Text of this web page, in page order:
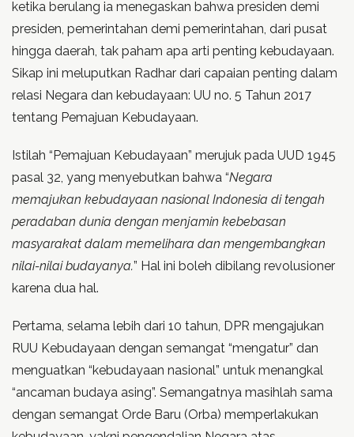
ketika berulang ia menegaskan bahwa presiden demi
presiden, pemerintahan demi pemerintahan, dari pusat
hingga daerah, tak paham apa arti penting kebudayaan.
Sikap ini meluputkan Radhar dari capaian penting dalam
relasi Negara dan kebudayaan: UU no. 5 Tahun 2017
tentang Pemajuan Kebudayaan.
Istilah “Pemajuan Kebudayaan” merujuk pada UUD 1945
pasal 32, yang menyebutkan bahwa “Negara
memajukan kebudayaan nasional Indonesia di tengah
peradaban dunia dengan menjamin kebebasan
masyarakat dalam memelihara dan mengembangkan
nilai-nilai budayanya.” Hal ini boleh dibilang revolusioner
karena dua hal.
Pertama, selama lebih dari 10 tahun, DPR mengajukan
RUU Kebudayaan dengan semangat “mengatur” dan
menguatkan “kebudayaan nasional” untuk menangkal
“ancaman budaya asing”. Semangatnya masihlah sama
dengan semangat Orde Baru (Orba) memperlakukan